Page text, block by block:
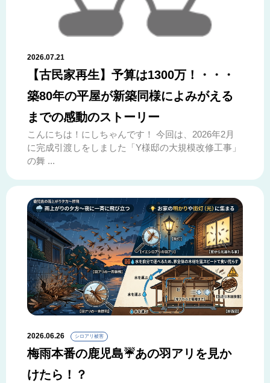
2026.07.21
【古民家再生】予算は1300万！・・・
築80年の平屋が新築同様によみがえる
までの感動のストーリー
こんにちは！にしちゃんです！ 今回は、2026年2月
に完成引渡しをしました「Y様邸の大規模改修工事」
の舞 ...
2026.06.26 シロアリ被害
梅雨本番の鹿児島☔あの羽アリを見か
けたら！？